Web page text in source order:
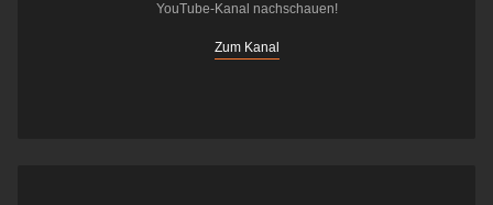
YouTube-Kanal nachschauen!
Zum Kanal